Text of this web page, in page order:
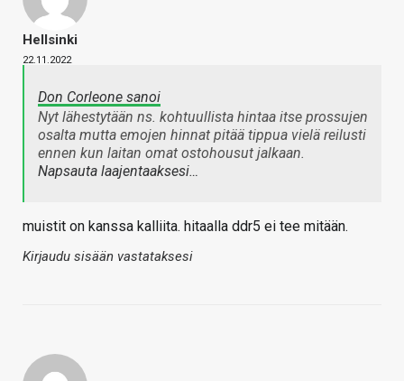
Hellsinki
22.11.2022
Don Corleone sanoi
Nyt lähestytään ns. kohtuullista hintaa itse prossujen
osalta mutta emojen hinnat pitää tippua vielä reilusti
ennen kun laitan omat ostohousut jalkaan.
Napsauta laajentaaksesi…
muistit on kanssa kalliita. hitaalla ddr5 ei tee mitään.
Kirjaudu sisään vastataksesi